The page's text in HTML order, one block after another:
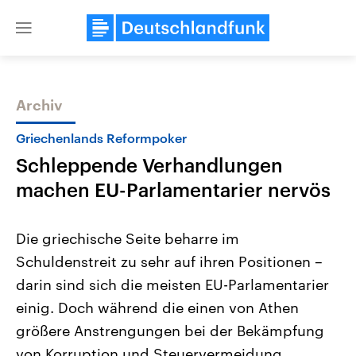
Close
Themen
Landtagswahl Sachsen-Anhalt
2026
Alle Informationen
Sachsen-Anhalt wählt am 6.
September 2026 einen neuen
Landtag. Seit 2021 wird das
Bundesland von einer Koalition aus
USA
Aktuelle Beiträge,
Hintergründe
Wirtschaftlich und
gehören die Vereinigten
den mächtigsten Ländern
mit großem Einfluss auf
Archiv
Griechenlands Reformpoker
Schleppende Verhandlungen
machen EU-Parlamentarier nervös
Die griechische Seite beharre im
Schuldenstreit zu sehr auf ihren Positionen –
darin sind sich die meisten EU-Parlamentarier
einig. Doch während die einen von Athen
größere Anstrengungen bei der Bekämpfung